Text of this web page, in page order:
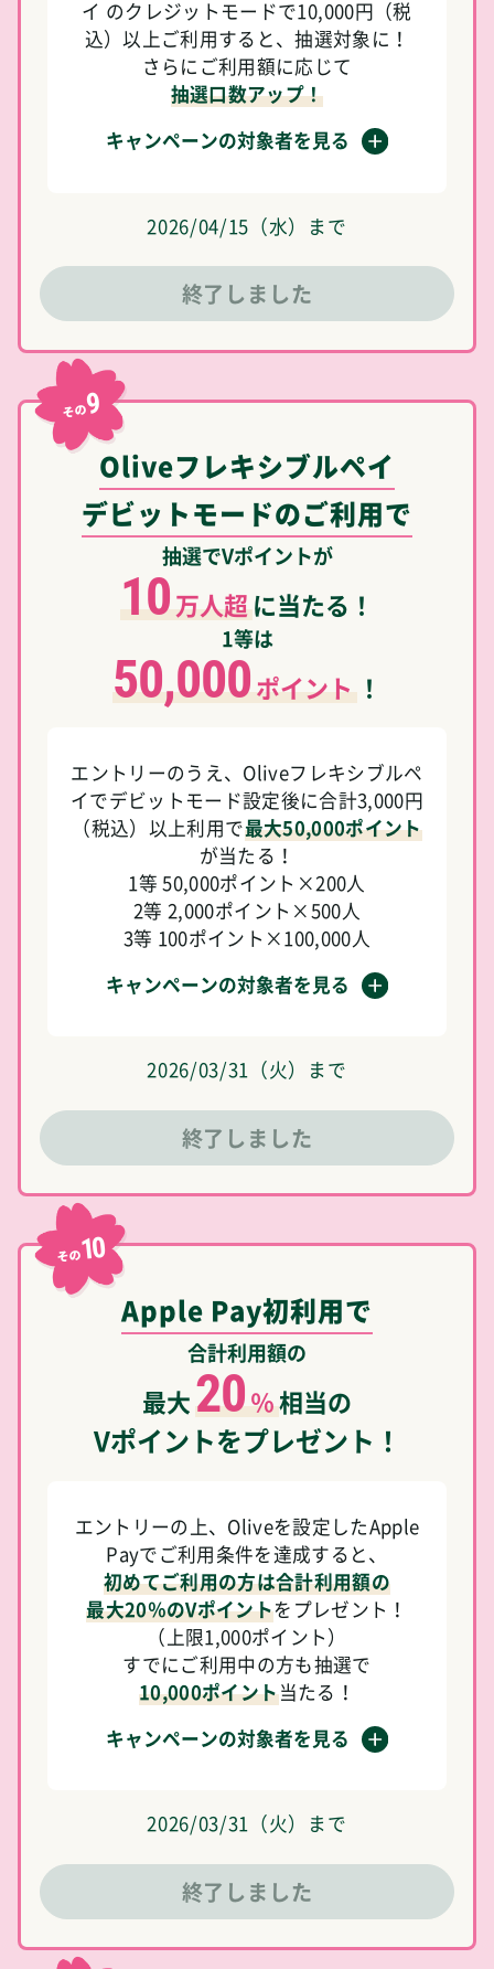
イ のクレジットモードで10,000円（税
込）以上ご利用すると、抽選対象に！
さらにご利用額に応じて
抽選口数アップ！
キャンペーンの対象者を見る
2026/04/15（水）まで
終了しました
その9
Oliveフレキシブルペイ
デビットモードのご利用で
抽選でVポイントが
10万人超に当たる！
1等は
50,000ポイント ！
エントリーのうえ、Oliveフレキシブルペ
イでデビットモード設定後に合計3,000円
（税込）以上利用で最大50,000ポイント
が当たる！
1等 50,000ポイント×200人
2等 2,000ポイント×500人
3等 100ポイント×100,000人
キャンペーンの対象者を見る
2026/03/31（火）まで
終了しました
その10
Apple Pay初利用で
合計利用額の
最大20％相当の
Vポイントをプレゼント！
エントリーの上、Oliveを設定したApple
Payでご利用条件を達成すると、
初めてご利用の方は合計利用額の
最大20％のVポイントをプレゼント！
（上限1,000ポイント）
すでにご利用中の方も抽選で
10,000ポイント当たる！
キャンペーンの対象者を見る
2026/03/31（火）まで
終了しました